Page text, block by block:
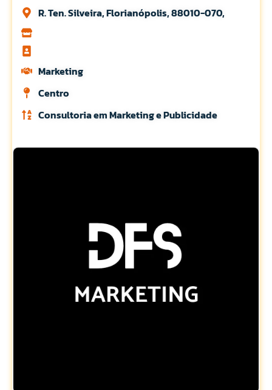
R. Ten. Silveira, Florianópolis, 88010-070,
Marketing
Centro
Consultoria em Marketing e Publicidade